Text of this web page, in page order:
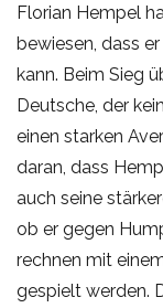
Florian Hempel
bewiesen, dass
kann. Beim Sieg
Deutsche, der
einen starken
daran, dass
auch seine
ob er gegen
rechnen mit
gespielt werden.